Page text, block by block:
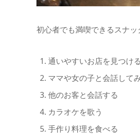
初心者でも満喫できるスナッ
通いやすいお店を見つける
ママや女の子と会話して
他のお客と会話する
カラオケを歌う
手作り料理を食べる